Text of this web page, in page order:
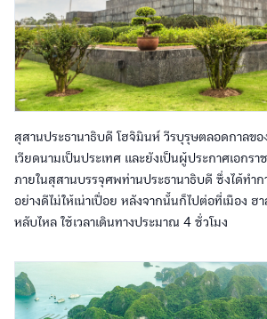
สุสานประธานาธิบดี โฮจิมินห์ วีรบุรุษตลอดกาลขอ
เวียดนามเป็นประเทศ และยังเป็นผู้ประกาศเอกรา
ภายในสุสานบรรจุศพท่านประธานาธิบดี ซึ่งได้ทำก
อย่างดีไม่ให้เน่าเปื่อย หลังจากนั้นก็ไปต่อที่เมือง
หลับไหล ใช้เวลาเดินทางประมาณ 4 ชั่วโมง